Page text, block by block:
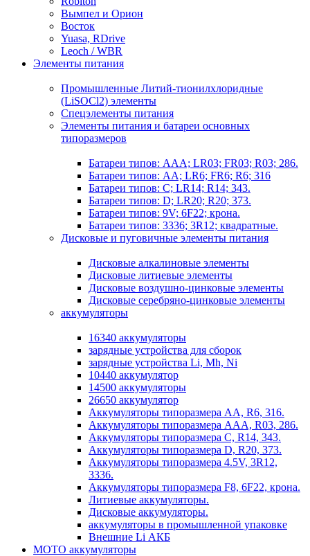
Вымпел и Орион
Восток
Yuasa, RDrive
Leoch / WBR
Элементы питания
Промышленные Литий-тионилхлоридные
(LiSOCl2) элементы
Спецэлементы питания
Элементы питания и батареи основных
типоразмеров
Батареи типов: AAA; LR03; FR03; R03; 286.
Батареи типов: AA; LR6; FR6; R6; 316
Батареи типов: C; LR14; R14; 343.
Батареи типов: D; LR20; R20; 373.
Батареи типов: 9V; 6F22; крона.
Батареи типов: 3336; 3R12; квадратные.
Дисковые и пуговичные элементы питания
Дисковые алкалиновые элементы
Дисковые литиевые элементы
Дисковые воздушно-цинковые элементы
Дисковые серебряно-цинковые элементы
аккумуляторы
16340 аккумуляторы
зарядные устройства для сборок
зарядные устройства Li, Mh, Ni
10440 аккумулятор
14500 аккумуляторы
26650 аккумулятор
Аккумуляторы типоразмера АА, R6, 316.
Аккумуляторы типоразмера ААА, R03, 286.
Аккумуляторы типоразмера С, R14, 343.
Аккумуляторы типоразмера D, R20, 373.
Аккумуляторы типоразмера 4.5V, 3R12,
3336.
Аккумуляторы типоразмера F8, 6F22, крона.
Литиевые аккумуляторы.
Дисковые аккумуляторы.
аккумуляторы в промышленной упаковке
Внешние Li АКБ
МОТО аккумуляторы